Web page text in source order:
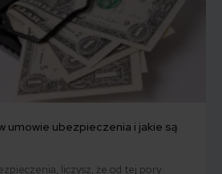
umowie ubezpieczenia i jakie są
liczysz, że od tej pory